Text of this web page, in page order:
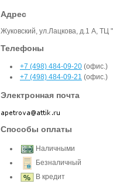
Адрес
Жуковский, ул.Лацкова, д.1 А,
Телефоны
+7 (498) 484-09-20 (офис.)
+7 (498) 484-09-21 (офис.)
Электронная почта
Способы оплаты
Наличными
Безналичный
В кредит